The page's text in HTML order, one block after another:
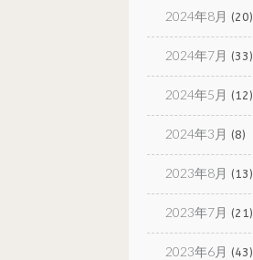
2024年8月 (20)
2024年7月 (33)
2024年5月 (12)
2024年3月 (8)
2023年8月 (13)
2023年7月 (21)
2023年6月 (43)